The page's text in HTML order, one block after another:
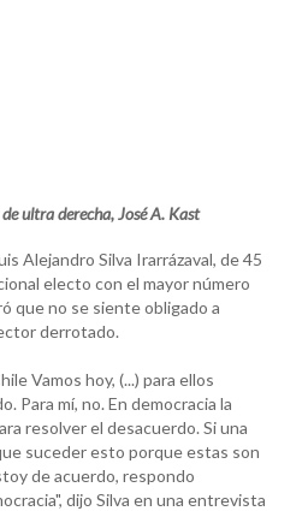
ultra derecha, José A. Kast
Alejandro Silva Irarrázaval, de 45
electo con el mayor número
que no se siente obligado a
derrotado.
Vamos hoy, (...) para ellos
Para mí, no. En democracia la
resolver el desacuerdo. Si una
suceder esto porque estas son
de acuerdo, respondo
dijo Silva en una entrevista